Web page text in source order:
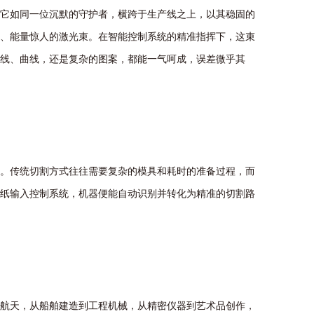
它如同一位沉默的守护者 ， 横跨于生产线之上 ， 以其稳固的
、 能量惊人的激光束。 在智能控制 系统的精准指挥下 ， 这束
线、 曲线 ， 还是复杂的图案 ， 都能一气呵成 ， 误差微乎其
。 传统切割方式往往需要复杂的模具和耗时的准备过程 ， 而
纸输入控制 系统 ， 机器便能自动识别并转化为精准的切割 路
航天 ， 从船舶建造到工程机械 ， 从精密仪器到艺术品创作 ，